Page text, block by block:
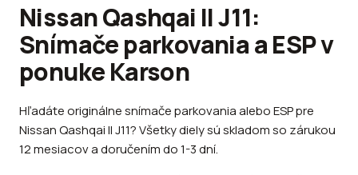
Nissan Qashqai II J11:
Snímače parkovania a ESP v
ponuke Karson
Hľadáte originálne snímače parkovania alebo ESP pre
Nissan Qashqai II J11? Všetky diely sú skladom so zárukou
12 mesiacov a doručením do 1-3 dní.